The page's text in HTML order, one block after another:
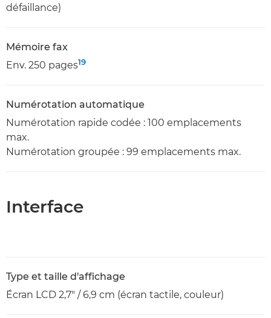
défaillance)
Mémoire fax
Env. 250 pages19
Numérotation automatique
Numérotation rapide codée : 100 emplacements
max.
Numérotation groupée : 99 emplacements max.
Interface
Type et taille d'affichage
Écran LCD 2,7" / 6,9 cm (écran tactile, couleur)